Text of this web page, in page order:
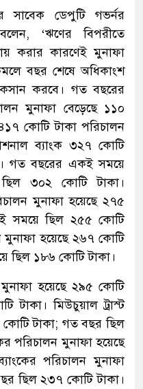
সাবেক ডেপুটি গভর্নর
‘ঋণের বিপরীতে
করার কারণেই মুনাফা
বছর শেষে অধিকাংশ
করবে। গত বছরের
মুনাফা বেড়েছে ১১০
কোটি টাকা পরিচালন
ব্যাংক ৩২৭ কোটি
গত বছরের একই সময়ে
ছিল ৩০২ কোটি টাকা।
মুনাফা হয়েছে ২৭৫
সময়ে ছিল ২৫৫ কোটি
মুনাফা হয়েছে ২৬৭ কোটি
ছিল ১৮৬ কোটি টাকা।
মুনাফা হয়েছে ২৯৫ কোটি
মিউচুয়াল ট্রাস্ট
কোটি টাকা; গত বছর ছিল
পরিচালন মুনাফা হয়েছে
পরিচালন মুনাফা
ছিল ২৩৭ কোটি টাকা।